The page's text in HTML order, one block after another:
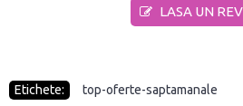
LASA UN
Etichete: top-oferte-saptamanale